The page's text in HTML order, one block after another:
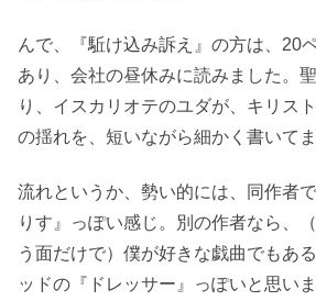
んで、『駈け込み訴え』の方は、20
あり、会社の昼休みに読みました。
り、イスカリオテのユダが、キリス
の揺れを、短いながら細かく書いてま
流れというか、勢い的には、同作者
りす』っぽい感じ。別の作者なら、
う面だけで）僕が好きな戯曲でもあ
ッドの『ドレッサー』っぽいと思い